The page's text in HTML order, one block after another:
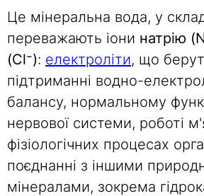
Це мінеральна вода, у
переважають іони натрію
(Cl⁻): електроліти, що
підтриманні водно-
балансу, нормальному
нервової системи, роботі
фізіологічних процесах
поєднанні з іншими
мінералами, зокрема